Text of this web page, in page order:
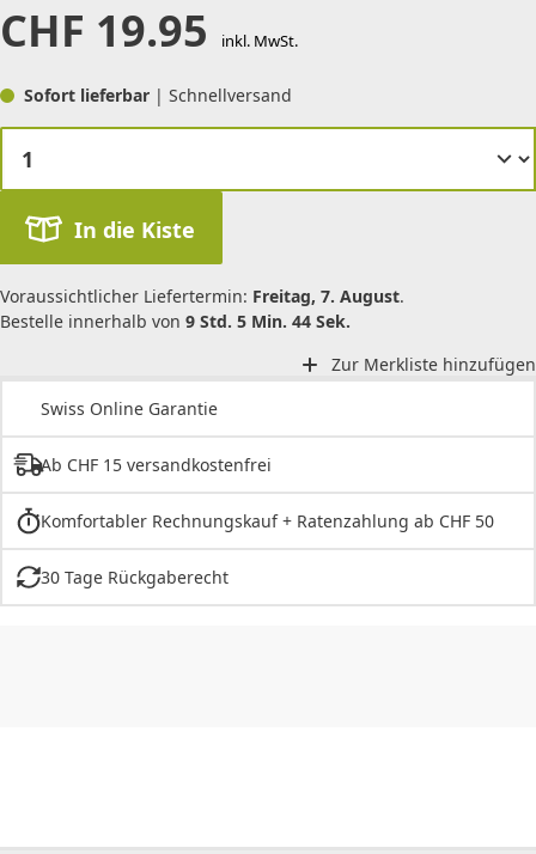
CHF 19.95 inkl. MwSt.
Sofort lieferbar | Schnellversand
In die Kiste
Voraussichtlicher Liefertermin: Freitag, 7. August.
Bestelle innerhalb von 9 Std. 5 Min. 44 Sek.
Zur Merkliste hinzufügen
Swiss Online Garantie
Ab CHF 15 versandkostenfrei
Komfortabler Rechnungskauf + Ratenzahlung ab CHF 50
30 Tage Rückgaberecht